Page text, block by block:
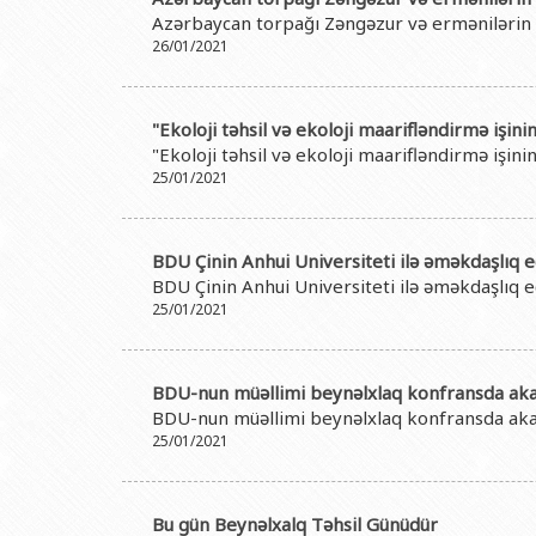
Rektorlarımız
BDU-nun məzunları
Fəxri doktorlarımız
BDU-da təhsil
BDU-da tədris olunan ixtisaslar
Humanitar
Sənədlər və
Maliyyə və təminat
Keyfiyyətin
Mədəniyyət-
İdman-sağlamlıq
Tarix
Azərbaycan torpağı Zəngəzur və ermənilərin
26/01/2021
"Ekoloji təhsil və ekoloji maarifləndirmə
"Ekoloji təhsil və ekoloji maarifləndirmə
25/01/2021
BDU Çinin Anhui Universiteti ilə əməkdaşlıq
BDU Çinin Anhui Universiteti ilə əməkdaşlıq
25/01/2021
BDU-nun müəllimi beynəlxlaq konfransda
BDU-nun müəllimi beynəlxlaq konfransda
25/01/2021
Bu gün Beynəlxalq Təhsil Günüdür